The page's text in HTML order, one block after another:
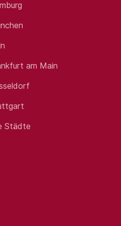
des Hauses
Universitäten
unserem Einzugsgebiet
am Main
Städte